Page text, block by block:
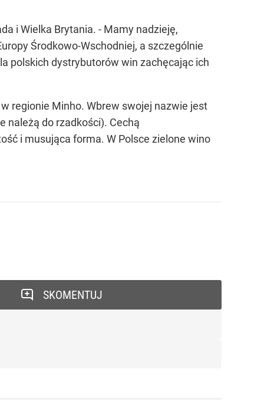
i Wielka Brytania. - Mamy nadzieję,
Środkowo-Wschodniej, a szczególnie
polskich dystrybutorów win zachęcając ich
regionie Minho. Wbrew swojej nazwie jest
należą do rzadkości). Cechą
i musująca forma. W Polsce zielone wino
SKOMENTUJ